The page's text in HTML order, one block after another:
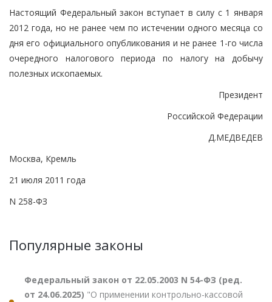
Настоящий Федеральный закон вступает в силу с 1 января
2012 года, но не ранее чем по истечении одного месяца со
дня его официального опубликования и не ранее 1-го числа
очередного налогового периода по налогу на добычу
полезных ископаемых.
Президент
Российской Федерации
Д.МЕДВЕДЕВ
Москва, Кремль
21 июля 2011 года
N 258-ФЗ
Популярные законы
Федеральный закон от 22.05.2003 N 54-ФЗ (ред.
от 24.06.2025) "О применении контрольно-кассовой